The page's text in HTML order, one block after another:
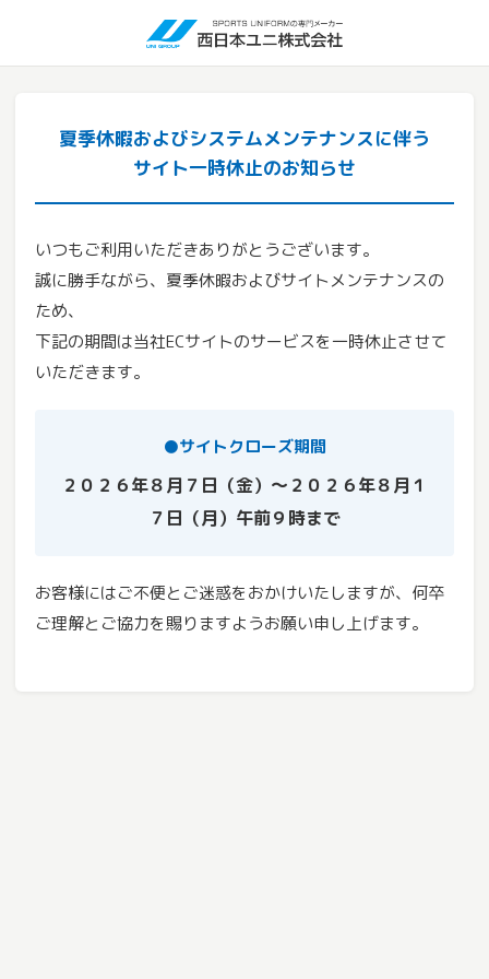
夏季休暇およびシステムメンテナンスに伴う
サイト一時休止のお知らせ
いつもご利用いただきありがとうございます。
誠に勝手ながら、夏季休暇およびサイトメンテナンスの
ため、
下記の期間は当社ECサイトのサービスを一時休止させて
いただきます。
●サイトクローズ期間
２０２６年８月７日（金）～２０２６年８月１
７日（月）午前９時まで
お客様にはご不便とご迷惑をおかけいたしますが、何卒
ご理解とご協力を賜りますようお願い申し上げます。